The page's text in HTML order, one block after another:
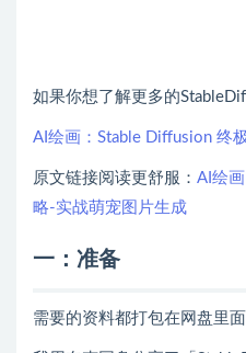
如果你想了解更多的
AI绘画：Stable Diffusion 终
原文链接阅读更舒服： AI绘
略-实战萌宠图片生成
一：准备
需要的资料都打包在网盘里